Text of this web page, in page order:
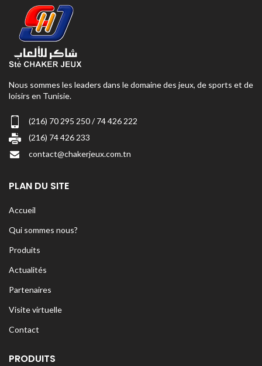
Nous sommes les leaders dans le domaine des jeux, de sports et de
loisirs en Tunisie.
(216) 70 295 250 / 74 426 222
(216) 74 426 233
contact@chakerjeux.com.tn
PLAN DU SITE
Accueil
Qui sommes nous?
Produits
Actualités
Partenaires
Visite virtuelle
Contact
PRODUITS